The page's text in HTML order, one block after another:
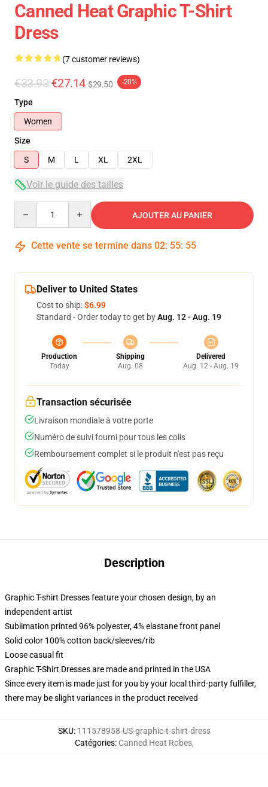
Canned Heat Graphic T-Shirt
Dress
(7 customer reviews)
€33.93 €27.14 $29.50 -20%
Type
Women
Size
S
M L XL 2XL
Voir le guide des tailles
AJOUTER AU PANIER
Cette vente se termine dans 02: 55: 54
Deliver to United States
Cost to ship:$6.99
Standard - Order today to get byAug. 12 - Aug. 19
Production
Today
Shipping
Aug. 08
Delivered
Aug. 12 - Aug. 19
Transaction sécurisée
Livraison mondiale à votre porte
Numéro de suivi fourni pour tous les colis
Remboursement complet si le produit n'est pas reçu
Description
Graphic T-shirt Dresses feature your chosen design, by an
independent artist
Sublimation printed 96% polyester, 4% elastane front panel
Solid color 100% cotton back/sleeves/rib
Loose casual fit
Graphic T-Shirt Dresses are made and printed in the USA
Since every item is made just for you by your local third-party fulfiller,
there may be slight variances in the product received
SKU: 111578958-US-graphic-t-shirt-dress
Catégories: Canned Heat Robes,